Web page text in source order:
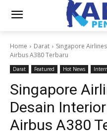
Home Darat
Singapore
Airbus A380 Terbaru
Darat Featured Hot News
Singapore
Desain
Airbus A380